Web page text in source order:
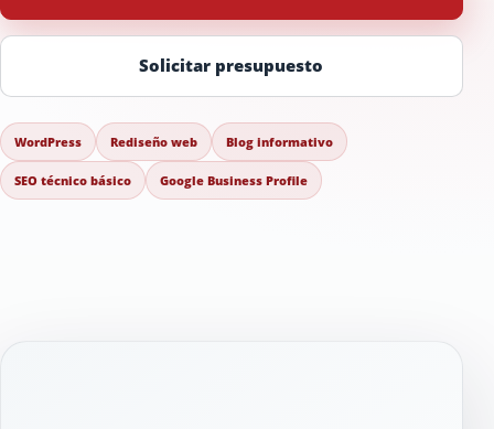
Solicitar presupuesto
WordPress Rediseño web Blog informativo
SEO técnico básico Google Business Profile